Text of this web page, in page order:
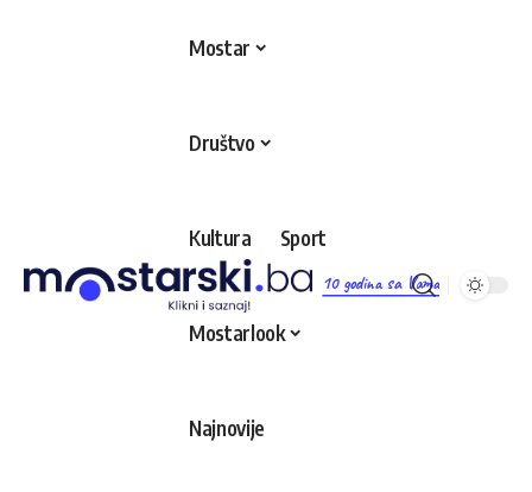
10 godina sa Vama
Mostar
Društvo
Kultura Sport
Mostarlook
Najnovije